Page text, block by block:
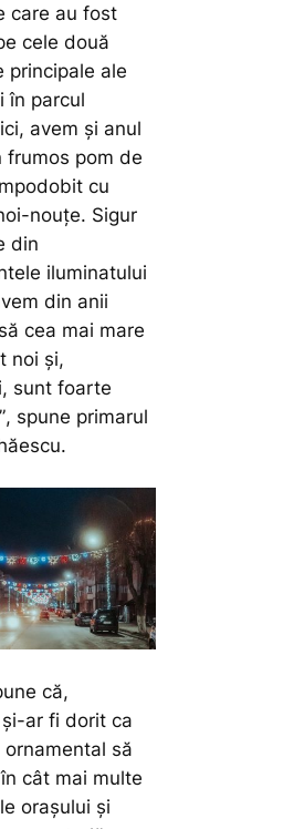
care au fost
cele două
principale ale
în parcul
avem și anul
frumos pom de
cu
nouțe. Sigur
din
iluminatului
din anii
cea mai mare
noi și,
sunt foarte
, spune primarul
că,
ar fi dorit ca
să
cât mai multe
orașului și